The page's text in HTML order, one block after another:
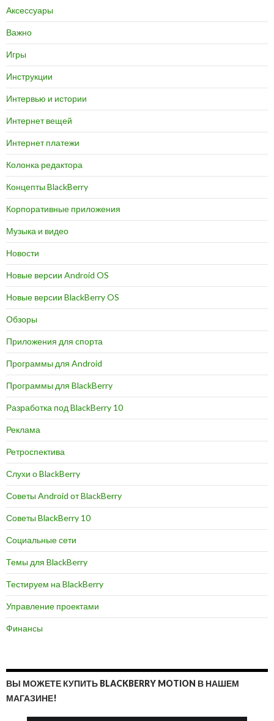
Аксессуары
Важно
Игры
Инструкции
Интервью и истории
Интернет вещей
Интернет платежи
Колонка редактора
Концепты BlackBerry
Корпоративные приложения
Музыка и видео
Новости
Новые версии Android OS
Новые версии BlackBerry OS
Обзоры
Приложения для спорта
Программы для Android
Программы для BlackBerry
Разработка под BlackBerry 10
Реклама
Ретроспектива
Слухи о BlackBerry
Советы Android от BlackBerry
Советы BlackBerry 10
Социальные сети
Темы для BlackBerry
Тестируем на BlackBerry
Управление проектами
Финансы
ВЫ МОЖЕТЕ КУПИТЬ BLACKBERRY MOTION В НАШЕМ
МАГАЗИНЕ!